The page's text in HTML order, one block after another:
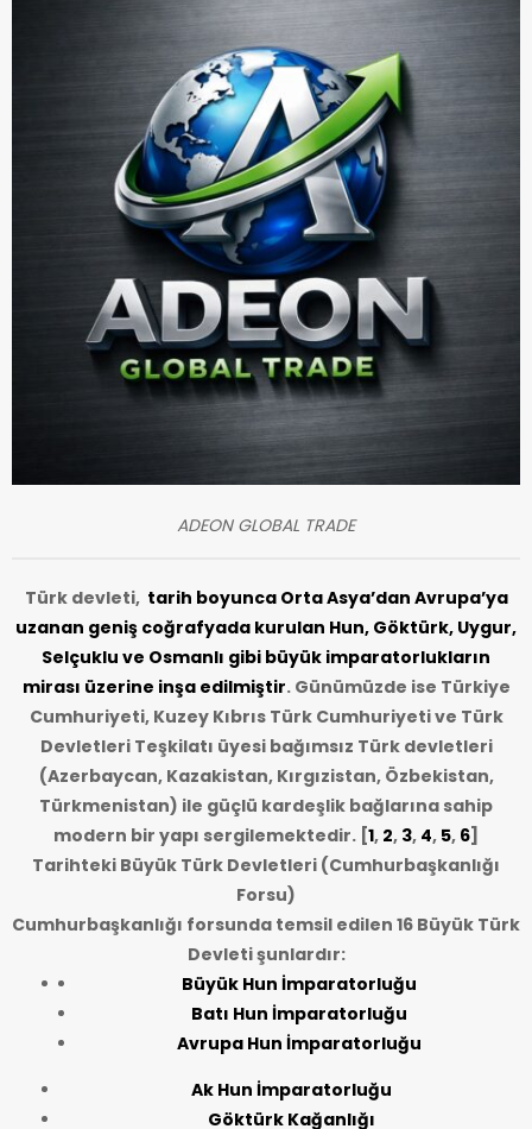
ADEON GLOBAL TRADE
Türk devleti, tarih boyunca Orta Asya’dan Avrupa’ya
uzanan geniş coğrafyada kurulan Hun, Göktürk, Uygur,
Selçuklu ve Osmanlı gibi büyük imparatorlukların
mirası üzerine inşa edilmiştir. Günümüzde ise Türkiye
Cumhuriyeti, Kuzey Kıbrıs Türk Cumhuriyeti ve Türk
Devletleri Teşkilatı üyesi bağımsız Türk devletleri
(Azerbaycan, Kazakistan, Kırgızistan, Özbekistan,
Türkmenistan) ile güçlü kardeşlik bağlarına sahip
modern bir yapı sergilemektedir. [1, 2, 3, 4, 5, 6]
Tarihteki Büyük Türk Devletleri (Cumhurbaşkanlığı
Forsu)
Cumhurbaşkanlığı forsunda temsil edilen 16 Büyük Türk
Devleti şunlardır:
Büyük Hun İmparatorluğu
Batı Hun İmparatorluğu
Avrupa Hun İmparatorluğu
Ak Hun İmparatorluğu
Göktürk Kağanlığı